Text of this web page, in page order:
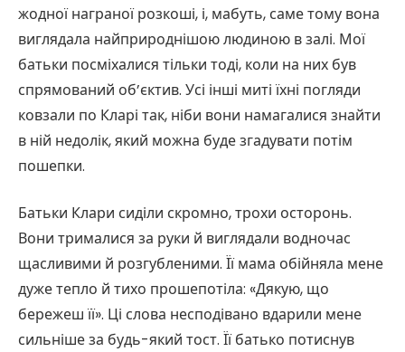
жодної награної розкоші, і, мабуть, саме тому вона
виглядала найприроднішою людиною в залі. Мої
батьки посміхалися тільки тоді, коли на них був
спрямований об’єктив. Усі інші миті їхні погляди
ковзали по Кларі так, ніби вони намагалися знайти
в ній недолік, який можна буде згадувати потім
пошепки.
Батьки Клари сиділи скромно, трохи осторонь.
Вони трималися за руки й виглядали водночас
щасливими й розгубленими. Її мама обійняла мене
дуже тепло й тихо прошепотіла: «Дякую, що
бережеш її». Ці слова несподівано вдарили мене
сильніше за будь-який тост. Її батько потиснув